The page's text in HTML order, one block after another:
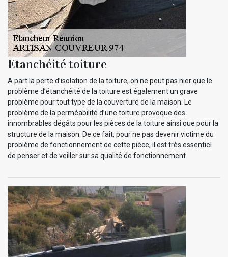
Etanchéité toiture
A part la perte d’isolation de la toiture, on ne peut pas nier que le
problème d’étanchéité de la toiture est également un grave
problème pour tout type de la couverture de la maison. Le
problème de la perméabilité d’une toiture provoque des
innombrables dégâts pour les pièces de la toiture ainsi que pour la
structure de la maison. De ce fait, pour ne pas devenir victime du
problème de fonctionnement de cette pièce, il est très essentiel
de penser et de veiller sur sa qualité de fonctionnement.